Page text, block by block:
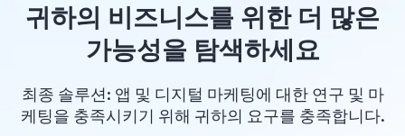
귀하의 비즈니스를 위한 더 많은
가능성을 탐색하세요
최종 솔루션: 앱 및 디지털 마케팅에 대한 연구 및 마
케팅을 충족시키기 위해 귀하의 요구를 충족합니다.